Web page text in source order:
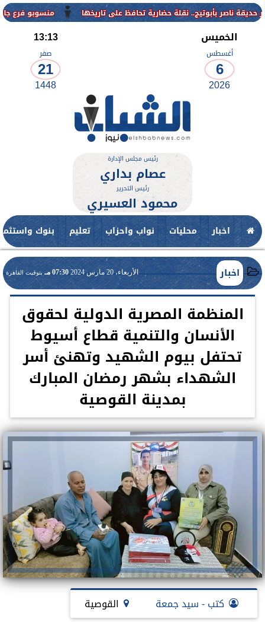
منسوبو فرع جامعة الأزهر للوجه
الخميس
أغسطس
6
2026
13:13
صفر
21
1448
رئيس مجلس الإدارة
عصام بداري
رئيس التحرير
محمود العسيري
اخبار محليات نواب واحزاب تعليم بنوك
اخبار الأربعاء، 20 مارس 2024 07:30 مـ بتوقيت القاهرة
المنظمة المصرية الدولية لحقوق
الأنسان والتنمية قطاع أسيوط
تحتفل بيوم الشهيد وتهنئ أسر
الشهداء بشهر رمضان المبارك
بمدينة القوصية
كتب - سيد جمعة القوصية